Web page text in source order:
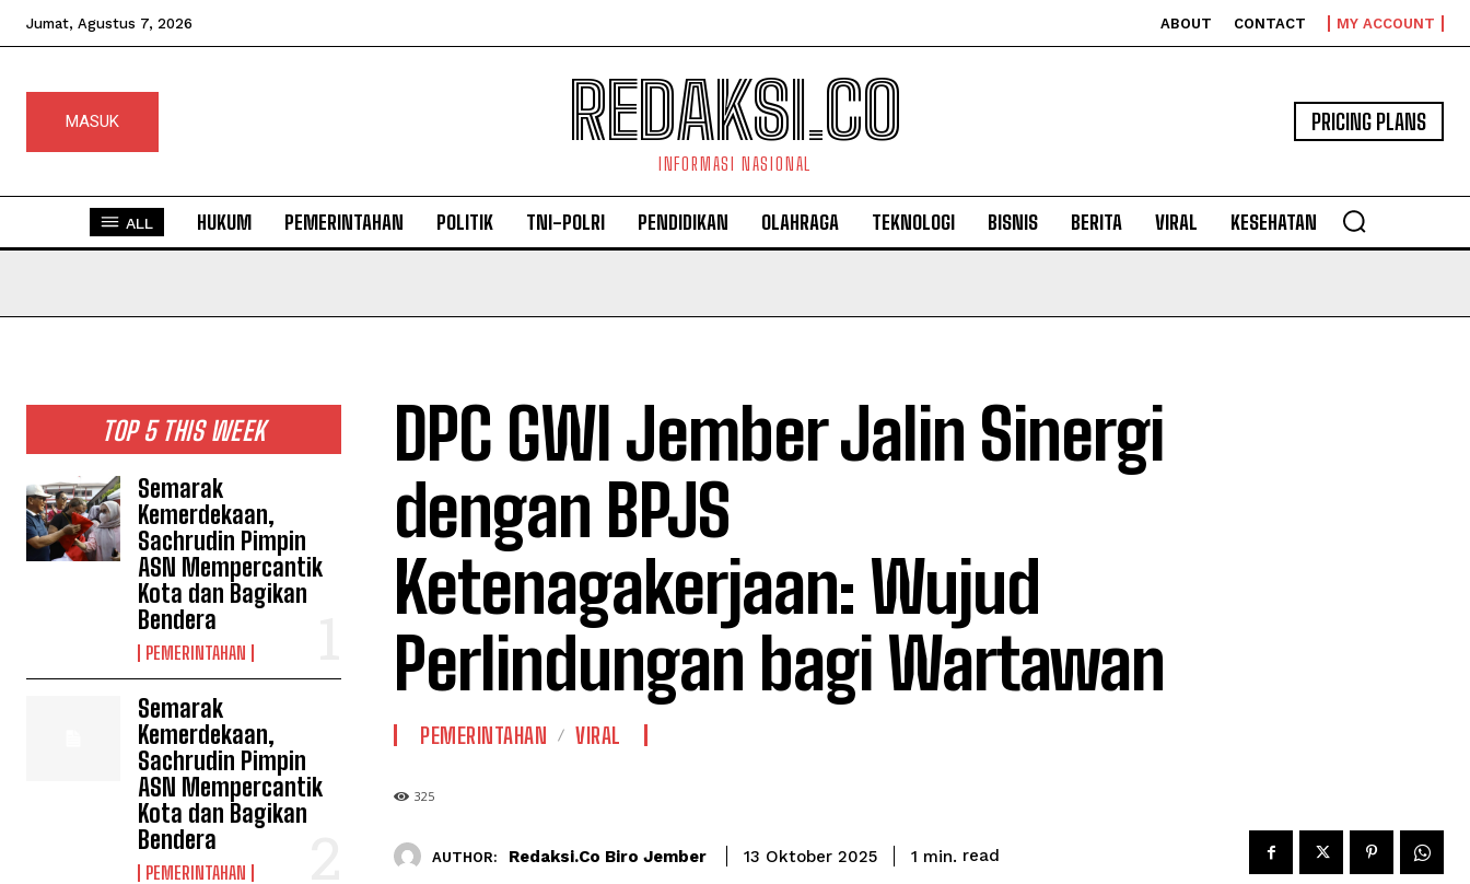
Jumat, Agustus 7, 2026 ABOUT CONTACT MY ACCOUNT
MASUK REDAKSI.CO
INFORMASI NASIONAL
PRICING PLANS
ALL HUKUM PEMERINTAHAN POLITIK TNI-POLRI PENDIDIKAN OLAHRAGA TEKNOLOGI BISNIS BERITA VIRAL KESEHATAN
TOP 5 THIS WEEK
Semarak
Kemerdekaan,
Sachrudin Pimpin
ASN Mempercantik
Kota dan Bagikan
Bendera
PEMERINTAHAN
Semarak
Kemerdekaan,
Sachrudin Pimpin
ASN Mempercantik
Kota dan Bagikan
Bendera
PEMERINTAHAN
DPC GWI Jember Jalin Sinergi
dengan BPJS
Ketenagakerjaan: Wujud
Perlindungan bagi Wartawan
PEMERINTAHAN VIRAL
325
AUTHOR: Redaksi.co Biro Jember 13 Oktober 2025 1 min. read